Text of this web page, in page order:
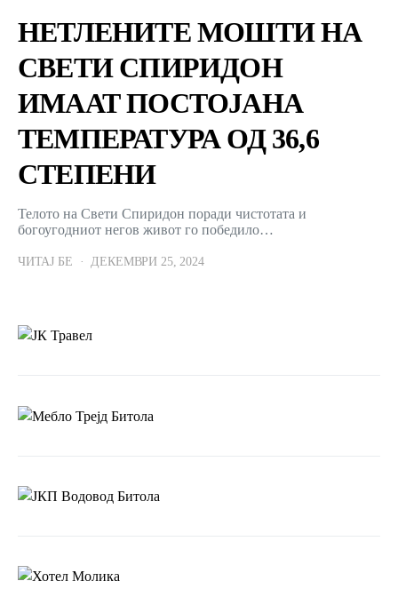
НЕТЛЕНИТЕ МОШТИ НА
СВЕТИ СПИРИДОН
ИМААТ ПОСТОЈАНА
ТЕМПЕРАТУРА ОД 36,6
СТЕПЕНИ
Телото на Свети Спиридон поради чистотата и
богоугодниот негов живот го победило…
ЧИТАЈ БЕ ДЕКЕМВРИ 25, 2024